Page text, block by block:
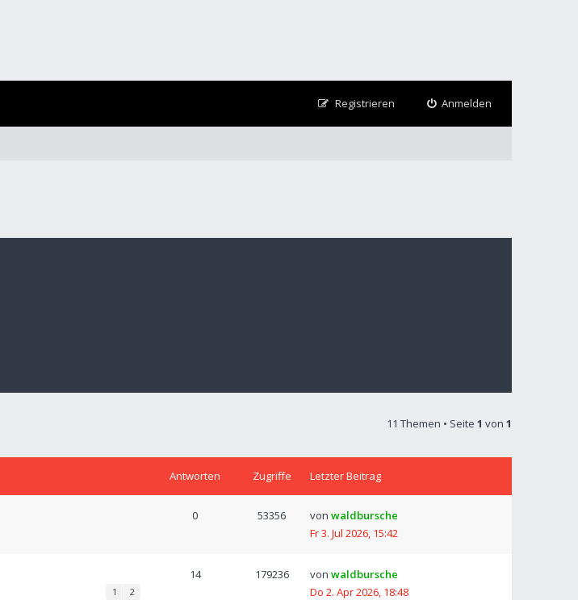
Anmelden
Registrieren
11 Themen • Seite 1 von 1
Antworten Zugriffe Letzter Beitrag
0 53356 von waldbursche
Fr 3. Jul 2026, 15:42
1 2
14 179236 von waldbursche
Do 2. Apr 2026, 18:48